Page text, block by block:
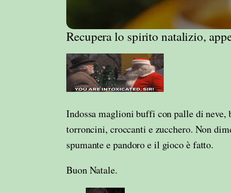
Recupera lo spirito natalizio,
Indossa maglioni buffi con palle di neve,
torroncini, croccanti e zucchero. Non
spumante e pandoro e il gioco è fatto.
Buon Natale.